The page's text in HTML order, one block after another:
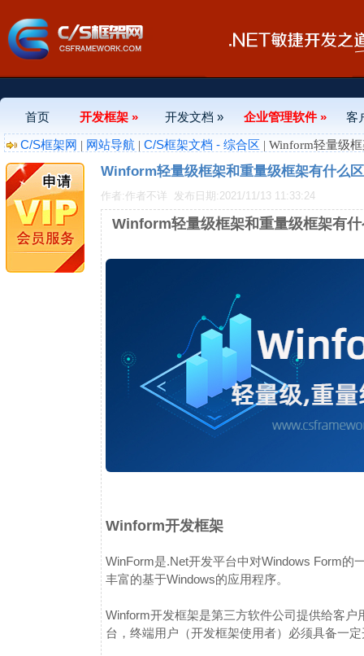
首页 开发框架 » 开发文档 » 企业管理软件 »
客
C/S框架网 | 网站导航 | C/S框架文档 - 综合区 | Winform轻量级
Winform轻量级框架和重量级框架有什么
作者:作者不详 发布日期:2021/11/13 11:33:24
Winform轻量级框架和重量级框架有
Winform开发框架
WinForm是.Net开发平台中对Windows Form的
丰富的基于Windows的应用程序。
Winform开发框架是第三方软件公司提供给客
台，终端用户（开发框架使用者）必须具备一